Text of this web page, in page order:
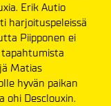
Erik Autio
harjoituspeleissä
Piipponen ei
Matias
hyvän paikan
ohi Desclouxin.